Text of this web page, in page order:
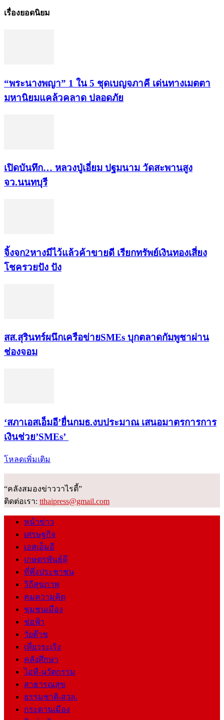
เรื่องยอดนิยม
“พระ​นาง​พญา” 1 ใน 5​ ชุดเบญจ​ภาคี​ เด่นทางเมตตา​
มหา​นิยม​แคล้วคลาด​ ปลอดภัย​
เปิดบันทึก… หลวงปู่เอี่ยม ​ปฐม​นาม​ วัดสะพานสูง​
จว.นนทบุรี
จิ้งจก​2​หาง​มีไว้แล้ว​ค้าขาย​ดี​ เรียก​ทรัพย์เงินทอง​เสี่ยง
โชค​รวยปัง​ ปัง​
สส.สุรินทร์ผนึกเครือข่ายSMEs บุกตลาดกัมพูชาผ่าน
ช่องจอม
‘สภาเอสเอ็มอี’ยื่นกมธ.งบประมาณ เสนอมาตรการการ
เงินช่วย’SMEs’
โหลดเพิ่มเติม
“คลังสมองข่าววาไรตี้”
ติดต่อเรา: tthaipress@gmail.com
หน้าข่าว
เศรษฐกิจ
เอสเอ็มอี
เกษตรพันธุ์ดี
ที่พึ่งประชาชน
วิถีสุขภาพ
คมความคิด
ชุมชนเมือง
ช่อฟ้า
วัยต๊าช
เที่ยวระเริง
คลังศึกษา
ไอที-นวัตกรรม
สาธารณสุข
ธรรมชาติ-สวล.
กระดานเมือง